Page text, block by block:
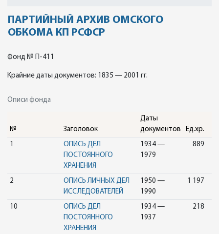
ПАРТИЙНЫЙ АРХИВ ОМСКОГО
ОБКОМА КП РСФСР
Фонд № П-411
Крайние даты документов: 1835 — 2001 гг.
Описи фонда
№ Заголовок
Даты
документов
Ед.хр.
1
ОПИСЬ ДЕЛ
ПОСТОЯННОГО
ХРАНЕНИЯ
1934 —
1979
889
2
ОПИСЬ ЛИЧНЫХ ДЕЛ
ИССЛЕДОВАТЕЛЕЙ
1950 —
1990
1 197
10
ОПИСЬ ДЕЛ
ПОСТОЯННОГО
ХРАНЕНИЯ
1934 —
1937
218